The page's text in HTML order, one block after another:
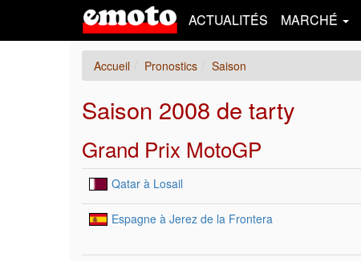
ACTUALITÉS MARCHÉ
Accueil Pronostics Saison
Saison 2008 de tarty
Grand Prix MotoGP
Qatar à Losail
Espagne à Jerez de la Frontera